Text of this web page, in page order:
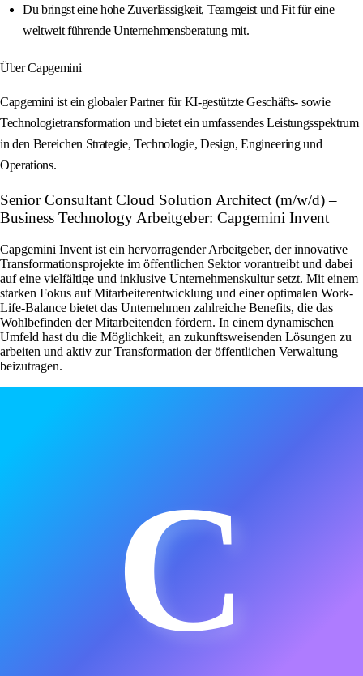
Du bringst eine hohe Zuverlässigkeit, Teamgeist und Fit für eine
weltweit führende Unternehmensberatung mit.
Über Capgemini
Capgemini ist ein globaler Partner für KI‑gestützte Geschäfts- sowie
Technologietransformation und bietet ein umfassendes Leistungsspektrum
in den Bereichen Strategie, Technologie, Design, Engineering und
Operations.
Senior Consultant Cloud Solution Architect (m/w/d) –
Business Technology Arbeitgeber: Capgemini Invent
Capgemini Invent ist ein hervorragender Arbeitgeber, der innovative
Transformationsprojekte im öffentlichen Sektor vorantreibt und dabei
auf eine vielfältige und inklusive Unternehmenskultur setzt. Mit einem
starken Fokus auf Mitarbeiterentwicklung und einer optimalen Work-
Life-Balance bietet das Unternehmen zahlreiche Benefits, die das
Wohlbefinden der Mitarbeitenden fördern. In einem dynamischen
Umfeld hast du die Möglichkeit, an zukunftsweisenden Lösungen zu
arbeiten und aktiv zur Transformation der öffentlichen Verwaltung
beizutragen.
C